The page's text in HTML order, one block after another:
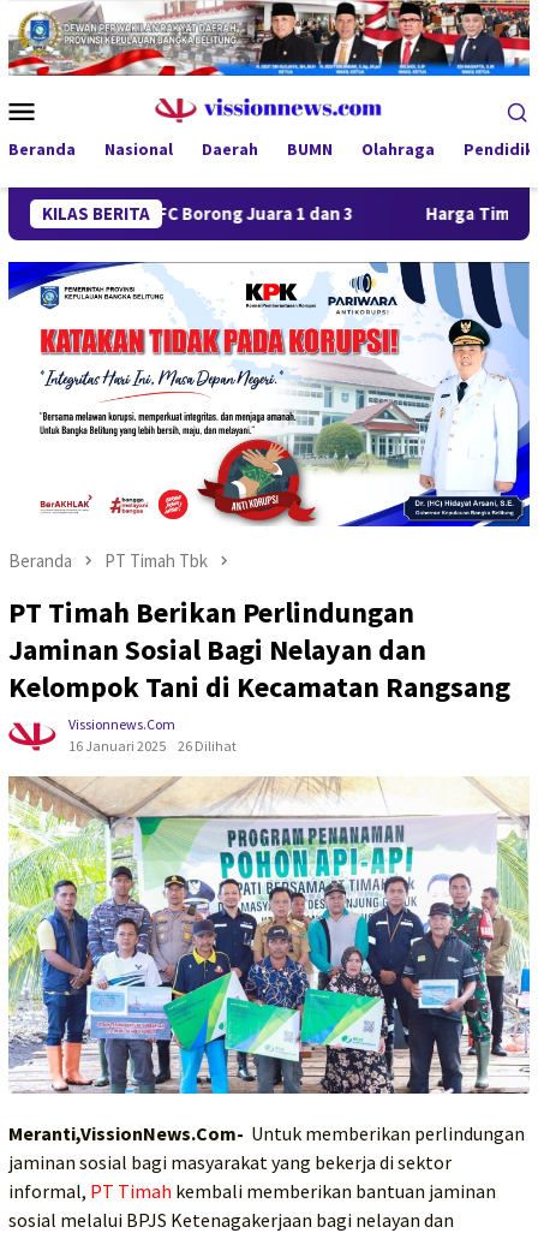
Loncat
ke
konten
Mobile
Beranda Nasional Daerah BUMN Olahraga
KILAS BERITA
FC Borong Juara 1 dan 3 Harga Timah Turun,
Beranda PT Timah Tbk
PT Timah Berikan Perlindungan
Jaminan Sosial Bagi Nelayan dan
Kelompok Tani di Kecamatan Rangsang
Vissionnews.com
16 Januari 2025
26 Dilihat
Meranti,VissionNews.Com- Untuk memberikan perlindungan
jaminan sosial bagi masyarakat yang bekerja di sektor
informal, PT Timah kembali memberikan bantuan jaminan
sosial melalui BPJS Ketenagakerjaan bagi nelayan dan